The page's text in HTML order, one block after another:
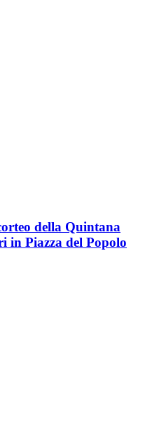
della Quintana
in Piazza del Popolo